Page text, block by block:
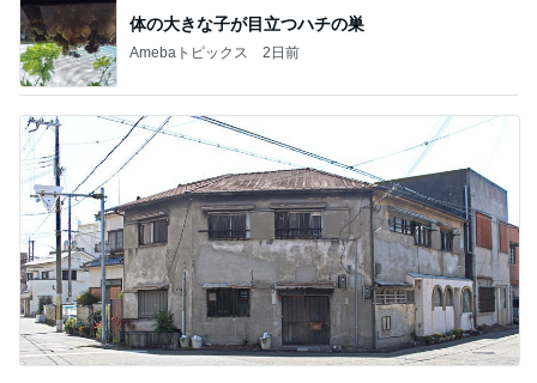
体の大きな子が目立つハチの巣
Amebaトピックス 2日前